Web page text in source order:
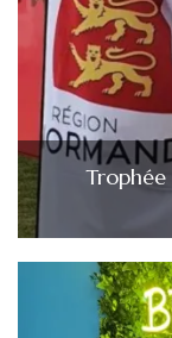
Trophée